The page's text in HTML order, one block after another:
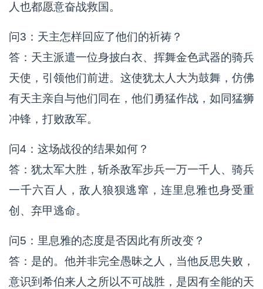
人也都愿意奋战救国。
问3：天主怎样回应了他们的祈祷？
答：天主派遣一位身披白衣、挥舞金色武器的骑兵
天使，引领他们前进。这使犹太人大为鼓舞，仿佛
有天主亲自与他们同在，他们勇猛作战，如同猛狮
冲锋，打败敌军。
问4：这场战役的结果如何？
答：犹太军大胜，斩杀敌军步兵一万一千人、骑兵
一千六百人，敌人狼狈逃窜，连里息雅也身受重
创、弃甲逃命。
问5：里息雅的态度是否因此有所改变？
答：是的。他并非完全愚昧之人，当他反思失败，
意识到希伯来人之所以不可战胜，是因有全能的天